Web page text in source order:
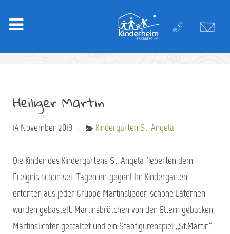
Heiliger Martin
14 November 2019 Kindergarten St. Angela
Die Kinder des Kindergartens St. Angela fieberten dem
Ereignis schon seit Tagen entgegen! Im Kindergarten
ertönten aus jeder Gruppe Martinslieder, schöne Laternen
wurden gebastelt, Martinsbrötchen von den Eltern gebacken,
Martinslichter gestaltet und ein Stabfigurenspiel „St.Martin“